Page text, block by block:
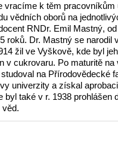
vracíme k těm pracovníkům
vědních oborů na
RNDr. Emil Mastný,
roků. Dr. Mastný se narodil
žil ve Vyškově, kde byl
v cukrovaru. Po maturitě
na Přírodovědecké
univerzity a získal
byl také v r. 1938 prohlášen
věd.